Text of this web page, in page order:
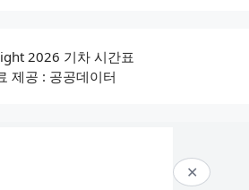
2026 기차 시간표
제공 : 공공데이터
✕